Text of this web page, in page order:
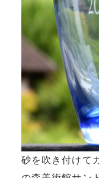
砂を吹き付けて